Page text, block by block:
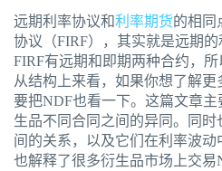
远期利率协议和利率期货的相同
协议（FIRF），其实就是远期
FIRF有远期和即期两种合约，所
从结构上来看，如果你想了解
要把NDF也看一下。这篇文章
生品不同合同之间的异同。同
间的关系，以及它们在利率波
也解释了很多衍生品市场上交易